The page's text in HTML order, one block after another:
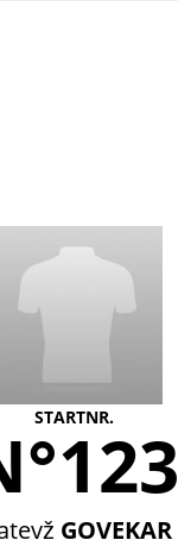
STARTNR.
GOVEKAR